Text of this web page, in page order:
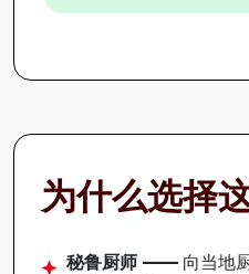
为什么选择
秘鲁厨师 —— 向当地